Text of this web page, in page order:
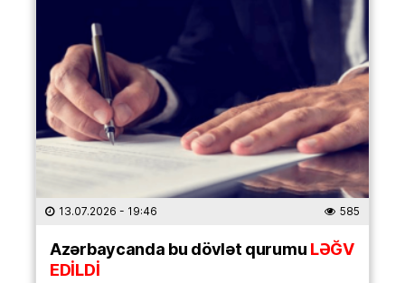
13.07.2026 - 19:46 585
Azərbaycanda bu dövlət qurumuLƏĞV
EDİLDİ